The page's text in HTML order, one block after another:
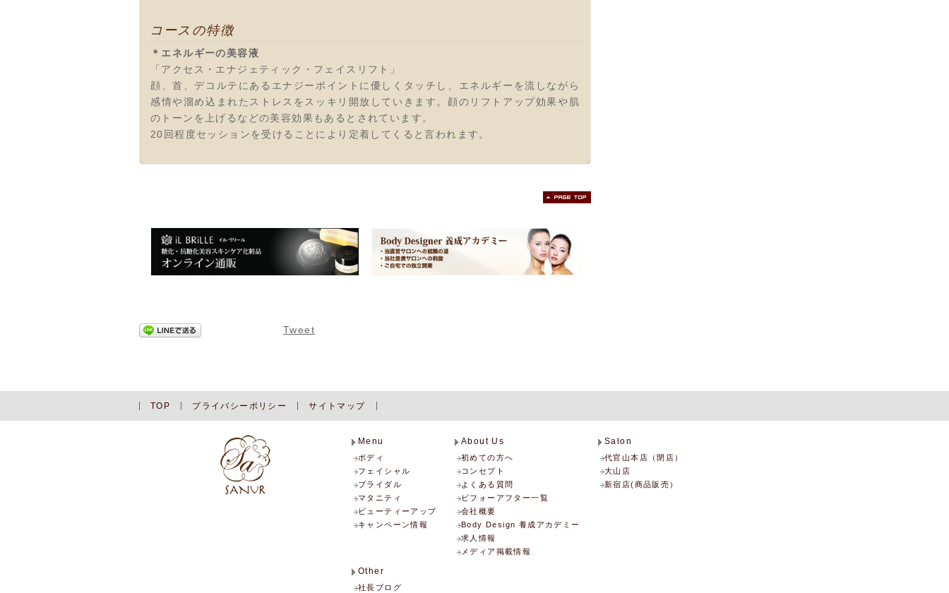
コースの特徴
＊エネルギーの美容液
「アクセス・エナジェティック・フェイスリフト」
顔、首、デコルテにあるエナジーポイントに優しくタッチし、エネルギーを流しながら
感情や溜め込まれたストレスをスッキリ開放していきます。顔のリフトアップ効果や肌
のトーンを上げるなどの美容効果もあるとされています。
20回程度セッションを受けることにより定着してくると言われます。
Tweet
TOP プライバシーポリシー サイトマップ
Menu
ボディ
フェイシャル
ブライダル
マタニティ
ビューティーアップ
キャンペーン情報
About Us
初めての方へ
コンセプト
よくある質問
ビフォーアフター一覧
会社概要
Body Design 養成アカデミー
求人情報
メディア掲載情報
Salon
代官山本店（閉店）
大山店
新宿店(商品販売）
Other
社長ブログ